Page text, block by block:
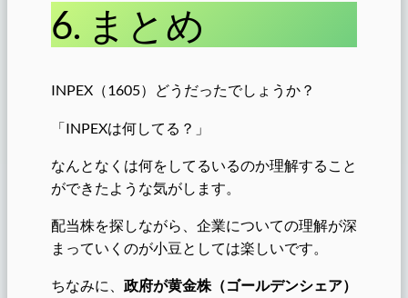
6. まとめ
INPEX（1605）どうだったでしょうか？
「INPEXは何してる？」
なんとなくは何をしてるいるのか理解すること
ができたような気がします。
配当株を探しながら、企業についての理解が深
まっていくのが小豆としては楽しいです。
ちなみに、 政府が黄金株（ゴールデンシェア）